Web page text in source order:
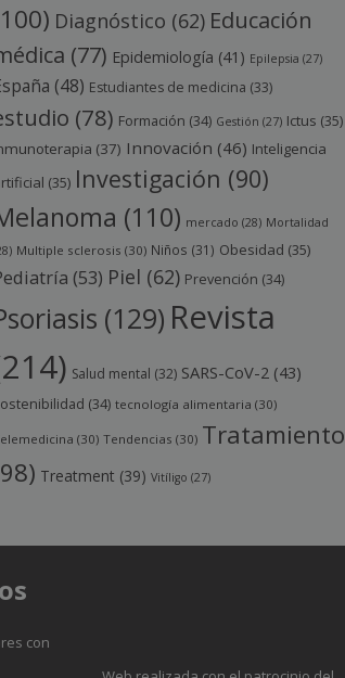
Diagnóstico (62) Educación
(77) Epidemiología (41) Epilepsia (27)
(48) Estudiantes de medicina (33)
(78) Formación (34) Gestión (27) Ictus (35)
(37) Innovación (46) Inteligencia
(35) Investigación (90)
(110) mercado (28) Mortalidad
Multiple sclerosis (30) Niños (31) Obesidad (35)
(53) Piel (62) Prevención (34)
(129) Revista
Salud mental (32) SARS-CoV-2 (43)
(34) tecnología alimentaria (30)
(30) Tendencias (30) Tratamiento
Treatment (39) Vitíligo (27)
con